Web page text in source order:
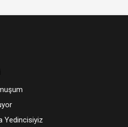
Yedincisiyiz